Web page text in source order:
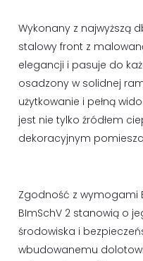
Wykonany z najwyższą
stalowy front z
elegancji i pasuje do
osadzony w solidnej
użytkowanie i pełną
jest nie tylko źródłem
dekoracyjnym
Zgodność z wymogami
BImSchV 2 stanowią o
środowiska i
wbudowanemu